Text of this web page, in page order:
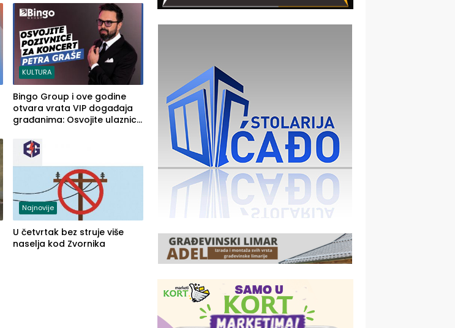
KULTURA
Bingo Group i ove godine
otvara vrata VIP događaja
građanima: Osvojite ulaznice
Najnovije
U četvrtak bez struje više
naselja kod Zvornika